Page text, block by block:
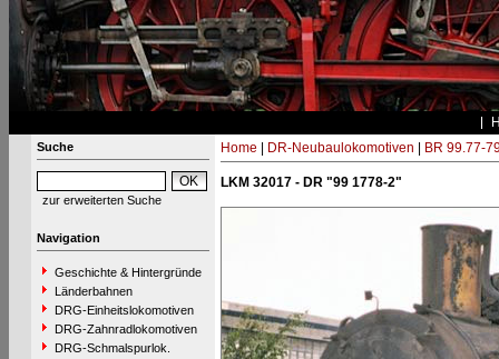
Suche
zur erweiterten Suche
Navigation
Geschichte & Hintergründe
Länderbahnen
DRG-Einheitslokomotiven
DRG-Zahnradlokomotiven
DRG-Schmalspurlok.
Home DR-Neubaulokomotiven BR 99.77-
LKM 32017 - DR "99 1778-2"